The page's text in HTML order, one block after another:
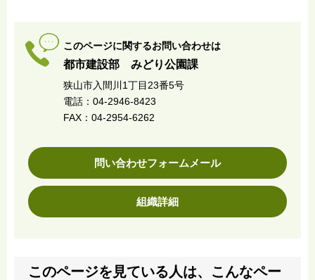
このページに関するお問い合わせは
都市建設部 みどり公園課
狭山市入間川1丁目23番5号
電話：04-2946-8423
FAX：04-2954-6262
問い合わせフォームメール
組織詳細
このページを見ている人は、こんなペー